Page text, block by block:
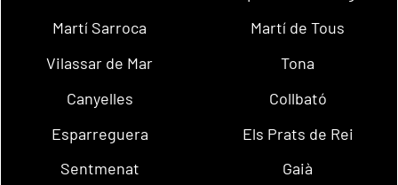
Martí Sarroca
Martí de Tous
Vilassar de Mar
Tona
Canyelles
Collbató
Esparreguera
Els Prats de Rei
Sentmenat
Gaià